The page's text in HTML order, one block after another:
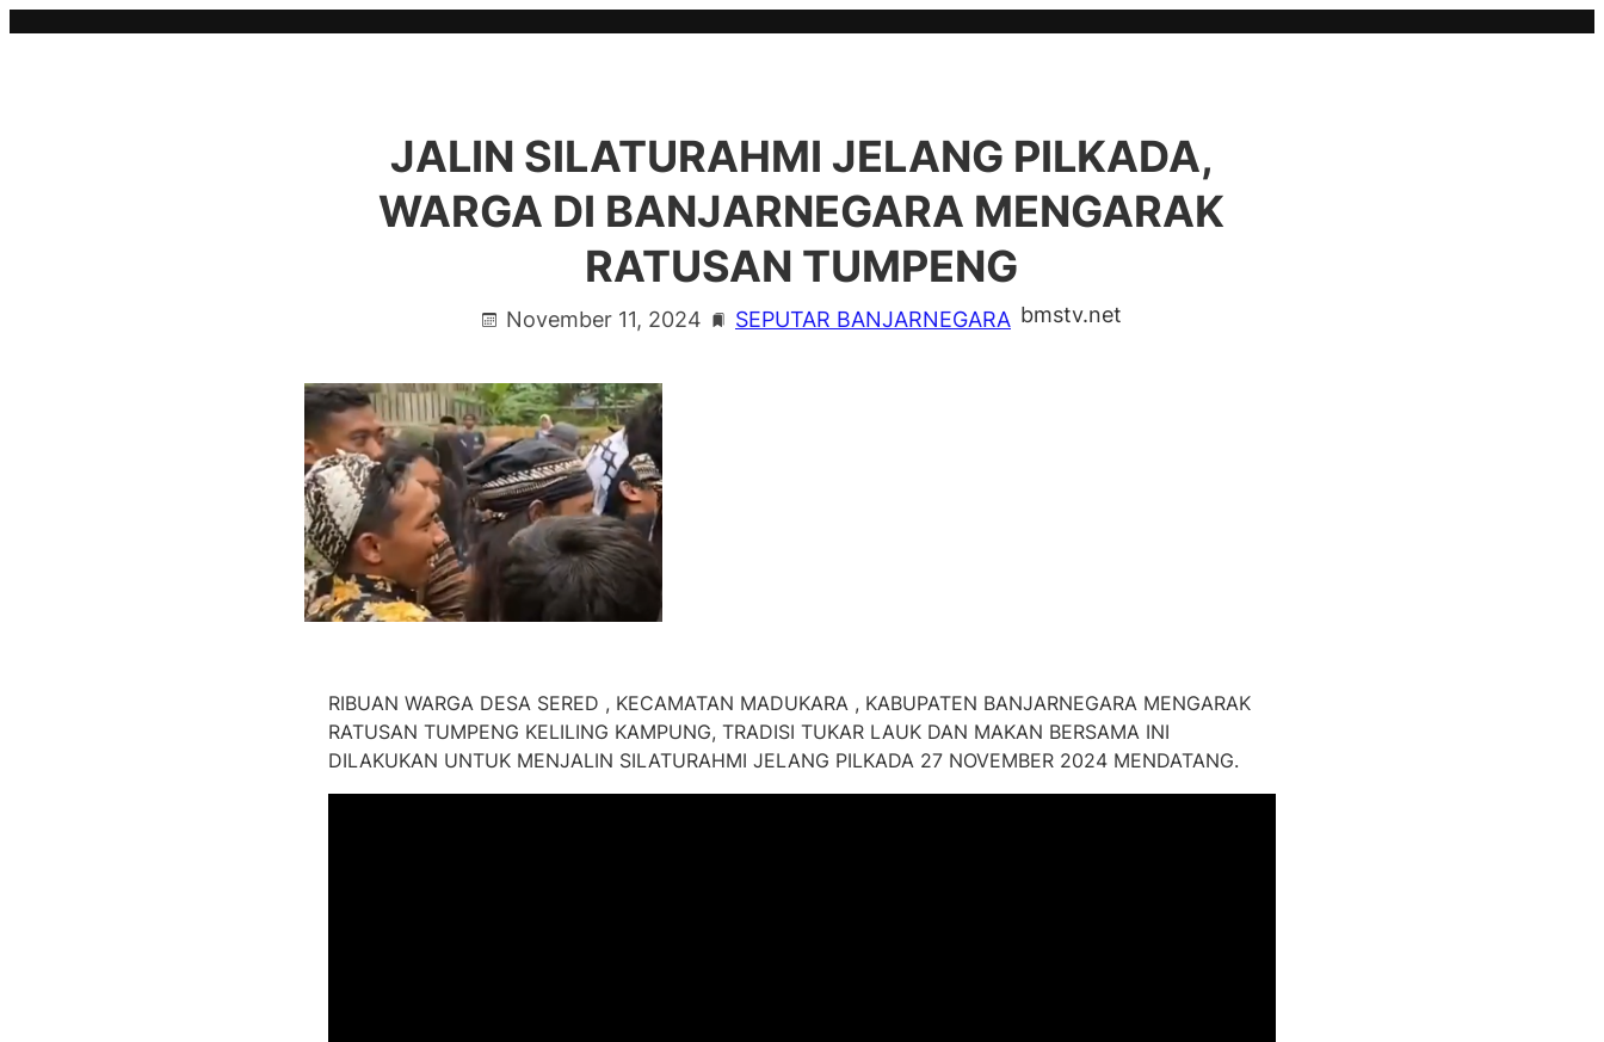
JALIN SILATURAHMI JELANG PILKADA,
WARGA DI BANJARNEGARA MENGARAK
RATUSAN TUMPENG
November 11, 2024 SEPUTAR BANJARNEGARA bmstv.net
RIBUAN WARGA DESA SERED , KECAMATAN MADUKARA , KABUPATEN BANJARNEGARA MENGARAK
RATUSAN TUMPENG KELILING KAMPUNG, TRADISI TUKAR LAUK DAN MAKAN BERSAMA INI
DILAKUKAN UNTUK MENJALIN SILATURAHMI JELANG PILKADA 27 NOVEMBER 2024 MENDATANG.